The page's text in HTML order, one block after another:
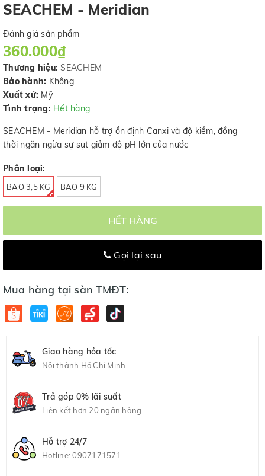
SEACHEM - Meridian
Đánh giá sản phẩm
360.000₫
Thương hiệu: SEACHEM
Bảo hành: Không
Xuất xứ: Mỹ
Tình trạng: Hết hàng
SEACHEM - Meridian hỗ trợ ổn định Canxi và độ kiềm, đồng
thời ngăn ngừa sự sụt giảm độ pH lớn của nước
Phân loại:
BAO 3,5 KG BAO 9 KG
HẾT HÀNG
Gọi lại sau
Mua hàng tại sàn TMĐT:
Giao hàng hỏa tốc
Nội thành Hồ Chí Minh
Trả góp 0% lãi suất
Liên kết hơn 20 ngân hàng
Hỗ trợ 24/7
Hotline:0907171571